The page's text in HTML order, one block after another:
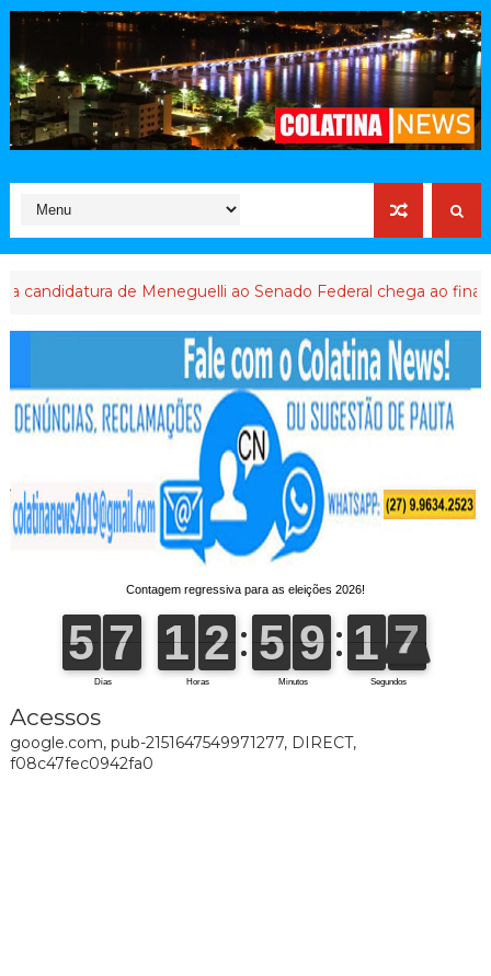
de Meneguelli ao Senado Federal chega ao final ABUSO
Acessos
google.com, pub-2151647549971277, DIRECT,
f08c47fec0942fa0